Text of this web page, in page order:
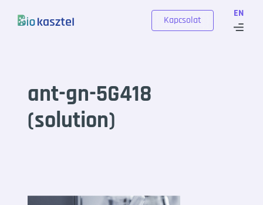
EN
Kapcsolat
ant-gn-5G418
(solution)